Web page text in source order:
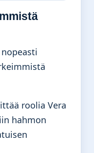
roolia Vera
hahmon